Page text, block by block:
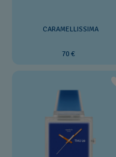
CARAMELLISSIMA
70 €